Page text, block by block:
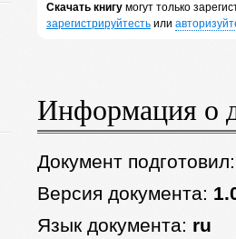
Скачать книгумогут только
зарегистрируйтестьили
Информация о
Документ
Версия документа:
Язык документа: ru